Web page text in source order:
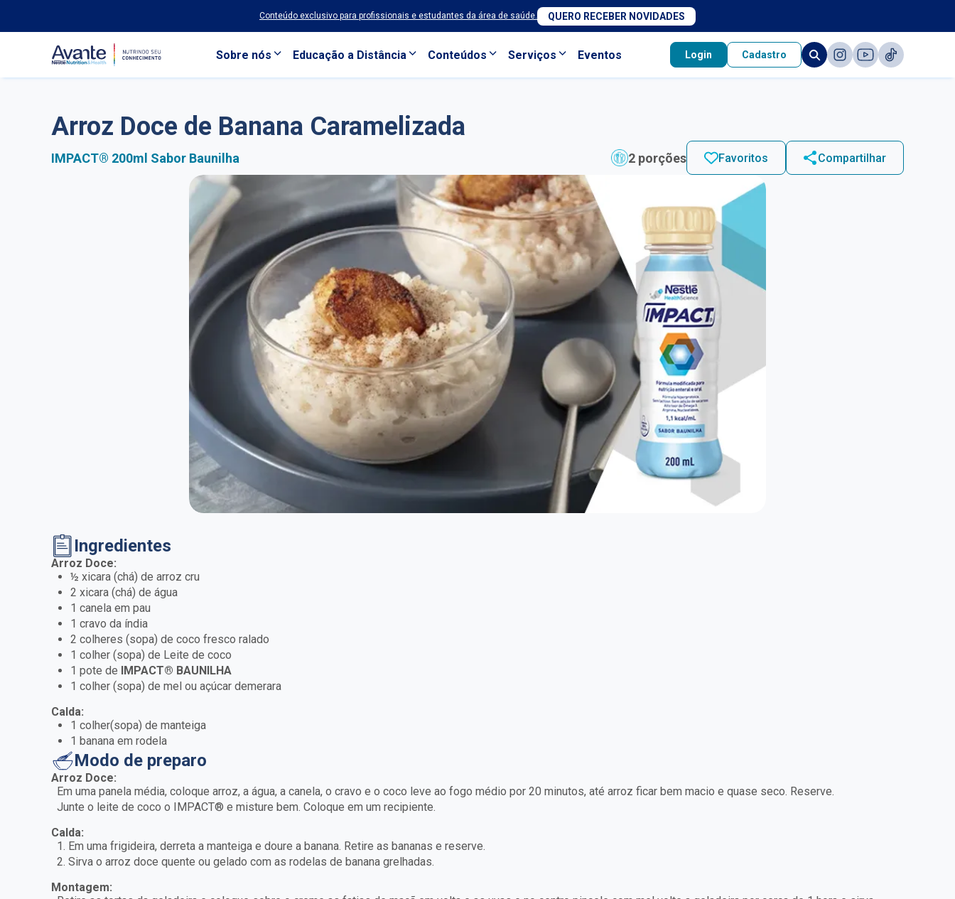
Conteúdo exclusivo para profissionais e estudantes da área de saúde. QUERO RECEBER NOVIDADES
Sobre nós Educação a Distância Conteúdos Serviços Eventos Login Cadastro
Arroz Doce de Banana Caramelizada
IMPACT® 200ml Sabor Baunilha 2 porções Favoritos Compartilhar
Ingredientes
Arroz Doce:
½ xicara (chá) de arroz cru
2 xicara (chá) de água
1 canela em pau
1 cravo da índia
2 colheres (sopa) de coco fresco ralado
1 colher (sopa) de Leite de coco
1 pote de IMPACT® BAUNILHA
1 colher (sopa) de mel ou açúcar demerara
Calda:
1 colher(sopa) de manteiga
1 banana em rodela
Modo de preparo
Arroz Doce:
Em uma panela média, coloque arroz, a água, a canela, o cravo e o coco leve ao fogo médio por 20 minutos, até arroz ficar bem macio e quase seco. Reserve.
Junte o leite de coco o IMPACT® e misture bem. Coloque em um recipiente.
Calda:
1. Em uma frigideira, derreta a manteiga e doure a banana. Retire as bananas e reserve.
2. Sirva o arroz doce quente ou gelado com as rodelas de banana grelhadas.
Montagem: